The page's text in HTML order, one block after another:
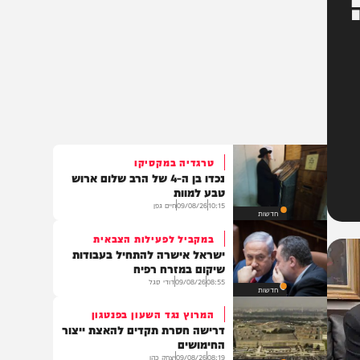
חדשות
טרגדיה במקסיקו
נכדו בן ה-4 של הרב שלום ארוש
טבע למוות
09/08/26חיים גפן
חדשות
במקביל לפעילות הצבאית
ישראל אישרה להתחיל בעבודות
שיקום במזרח רפיח
08:55
09/08/26דודי סגל
המרוץ נגד השעון בפנטגון